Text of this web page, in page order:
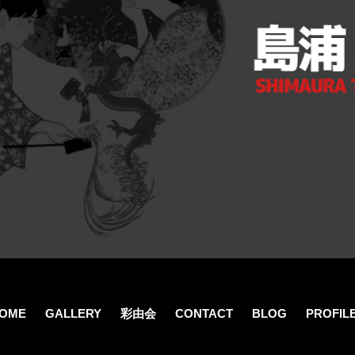
GALLERY 彩由会 CONTACT BLOG